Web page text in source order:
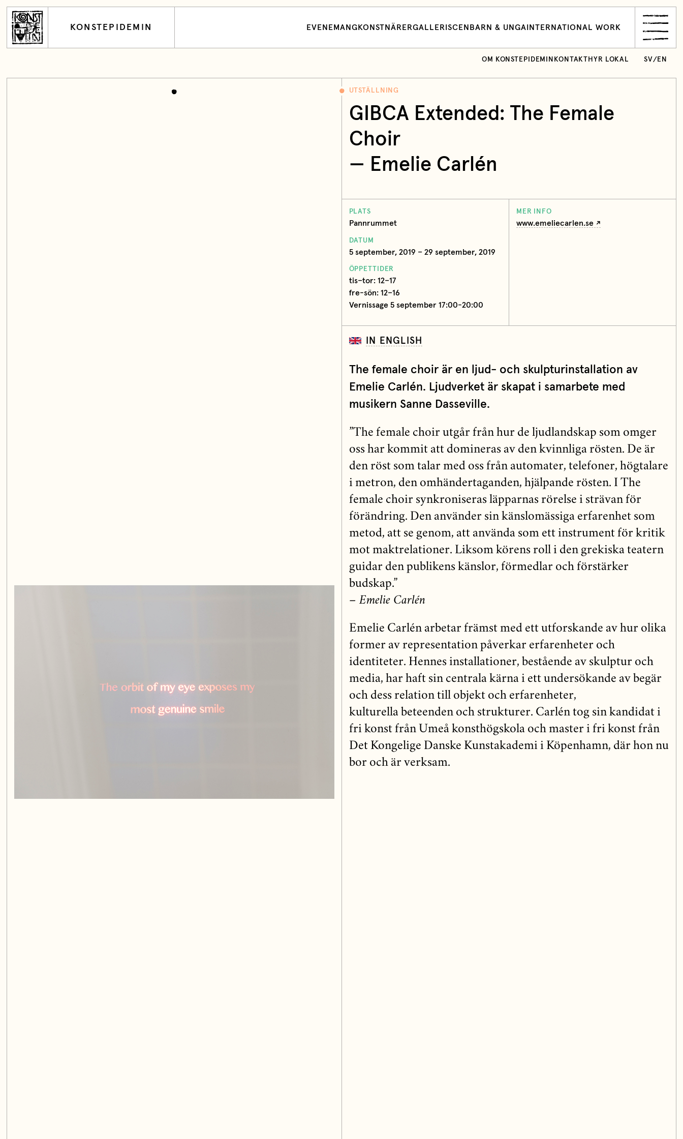
KONSTEPIDEMIN EVENEMANG KONSTNÄRERGALLERI SCEN BARN & UNGA INTERNATIONAL WORK
OM KONSTEPIDEMIN KONTAKT HYR LOKAL SV/ EN
UTSTÄLLNING
GIBCA Extended: The Female
Choir
— Emelie Carlén
PLATS
Pannrummet
DATUM
5 september, 2019 – 29 september, 2019
ÖPPETTIDER
tis–tor: 12–17
fre-sön: 12–16
Vernissage 5 september 17:00-20:00
MER INFO
www.emeliecarlen.se
IN ENGLISH
The female choir är en ljud- och skulpturinstallation av
Emelie Carlén. Ljudverket är skapat i samarbete med
musikern Sanne Dasseville.
”The female choir utgår från hur de ljudlandskap som omger
oss har kommit att domineras av den kvinnliga rösten. De är
den röst som talar med oss från automater, telefoner, högtalare
i metron, den omhändertaganden, hjälpande rösten. I The
female choir synkroniseras läpparnas rörelse i strävan för
förändring. Den använder sin känslomässiga erfarenhet som
metod, att se genom, att använda som ett instrument för kritik
mot maktrelationer. Liksom körens roll i den grekiska teatern
guidar den publikens känslor, förmedlar och förstärker
budskap.”
– Emelie Carlén
Emelie Carlén arbetar främst med ett utforskande av hur olika
former av representation påverkar erfarenheter och
identiteter. Hennes installationer, bestående av skulptur och
media, har haft sin centrala kärna i ett undersökande av begär
och dess relation till objekt och erfarenheter,
kulturella beteenden och strukturer. Carlén tog sin kandidat i
fri konst från Umeå konsthögskola och master i fri konst från
Det Kongelige Danske Kunstakademi i Köpenhamn, där hon nu
bor och är verksam.